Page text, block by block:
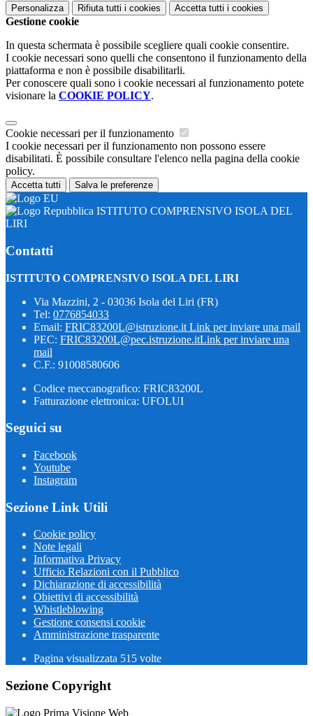
Personalizza Rifiuta tutti i cookies Accetta tutti i cookies
Gestione cookie
In questa schermata è possibile scegliere quali cookie consentire.
I cookie necessari sono quelli che consentono il funzionamento della
piattaforma e non è possibile disabilitarli.
Per conoscere quali sono i cookie necessari al funzionamento potete
visionare la COOKIE POLICY.
Cookie necessari per il funzionamento
I cookie necessari per il funzionamento non possono essere
disabilitati. È possibile consultare l'elenco nella pagina della cookie
policy.
Accetta tutti Salva le preferenze
ISTITUTO COMPRENSIVO ISOLA DEL
LIRI
Contatti
ISTITUTO COMPRENSIVO ISOLA DEL LIRI
Via Mazzini, 2 - 03036 Isola del Liri (FR)
Tel: 0776854033
Email: FRIC83200L@istruzione.it Link per inviare una mail
PEC: FRIC83200L@pec.istruzione.itLink per inviare una
mail
C.F.: 91008580606
Codice meccanografico: FRIC83200L
Fatturazione elettronica: UFOLUI
Seguici su
Facebook
Youtube
Instagram
Sezione Link Utili
Cookie policy
Note legali
Informativa Privacy
Ufficio Relazioni con il Pubblico
Dichiarazione di accessibilità
Obiettivi di accessibilità
Whistleblowing
Gestione consensi cookie
Amministrazione trasparente
Pagina visualizzata 515 volte
Sezione Copyright